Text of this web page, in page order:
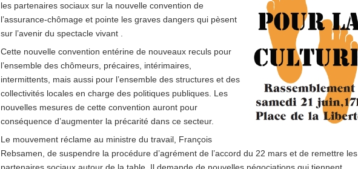
les partenaires sociaux sur la nouvelle convention de
l’assurance-chômage et pointe les graves dangers qui pèsent
sur l’avenir du spectacle vivant .
Cette nouvelle convention entérine de nouveaux reculs pour
l’ensemble des chômeurs, précaires, intérimaires,
intermittents, mais aussi pour l’ensemble des structures et des
collectivités locales en charge des politiques publiques. Les
nouvelles mesures de cette convention auront pour
conséquence d’augmenter la précarité dans ce secteur.
Le mouvement réclame au ministre du travail, François
Rebsamen, de suspendre la procédure d’agrément de l’accord du 22 mars et de remettre les